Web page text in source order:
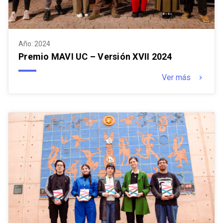
Año: 2024
Premio MAVI UC – Versión XVII 2024
Ver más keyboard_arrow_right